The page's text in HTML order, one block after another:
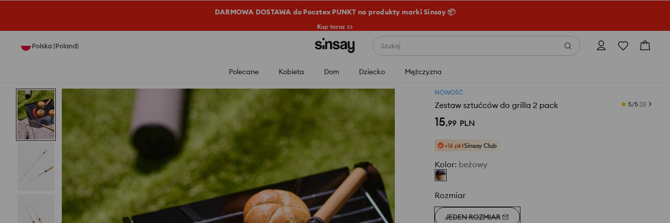
DARMOWA DOSTAWA do Pocztex PUNKT na produkty marki Sinsay 📦
Kup teraz >>
Polska (Poland) Szukaj
Polecane Kobieta Dom Dziecko Mężczyzna
NOWOŚĆ
Zestaw sztućców do grilla 2 pack 5/5 (3)
15,99 PLN
+16 pktSinsay Club
Kolor: beżowy
Rozmiar
JEDEN ROZMIAR